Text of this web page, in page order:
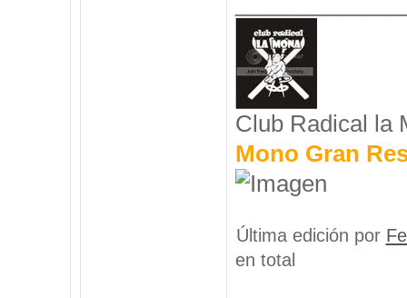
Club Radical la
Mono Gran
Última edición por
en total